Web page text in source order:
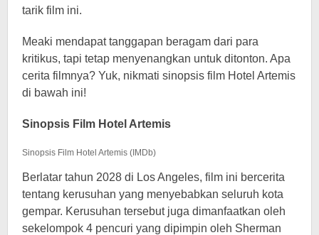
tarik film ini.
Meaki mendapat tanggapan beragam dari para
kritikus, tapi tetap menyenangkan untuk ditonton. Apa
cerita filmnya? Yuk, nikmati sinopsis film Hotel Artemis
di bawah ini!
Sinopsis Film Hotel Artemis
Sinopsis Film Hotel Artemis (IMDb)
Berlatar tahun 2028 di Los Angeles, film ini bercerita
tentang kerusuhan yang menyebabkan seluruh kota
gempar. Kerusuhan tersebut juga dimanfaatkan oleh
sekelompok 4 pencuri yang dipimpin oleh Sherman